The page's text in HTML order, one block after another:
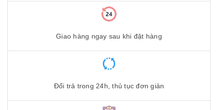
Giao hàng ngay sau khi đặt hàng
Đổi trả trong 24h, thủ tục đơn giản